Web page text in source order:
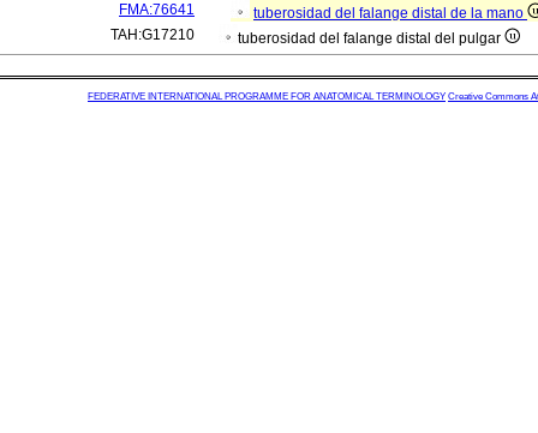
FMA:76641
tuberosidad del falange distal de la mano
TAH:G17210
tuberosidad del falange distal del pulgar
FEDERATIVE INTERNATIONAL PROGRAMME FOR ANATOMICAL TERMINOLOGY Creative Commons